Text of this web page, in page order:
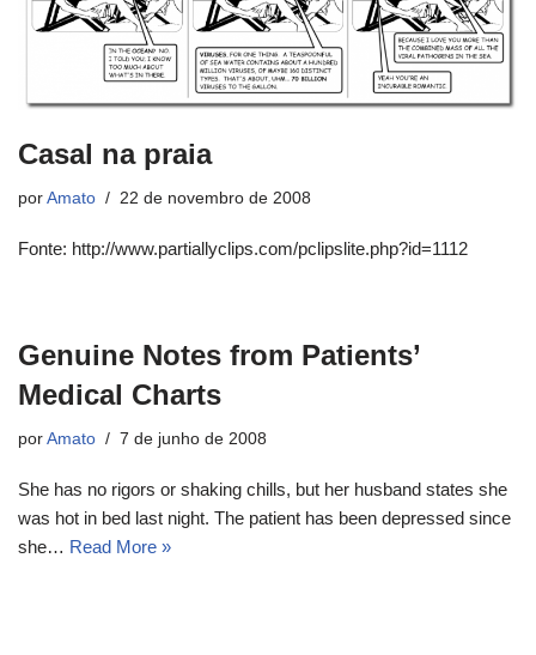
Casal na praia
por Amato 22 de novembro de 2008
Fonte: http://www.partiallyclips.com/pclipslite.php?id=1112
Genuine Notes from Patients’
Medical Charts
por Amato 7 de junho de 2008
She has no rigors or shaking chills, but her husband states she
was hot in bed last night. The patient has been depressed since
she… Read More »